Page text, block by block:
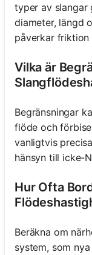
typer av slangar
diameter, längd
påverkar
Vilka är
Begränsningar
flöde och
vanligtvis
hänsyn till icke-
Hur Ofta
Beräkna om
system, som